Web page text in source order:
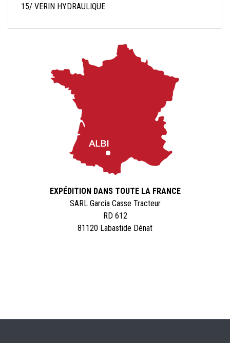
15/ VERIN HYDRAULIQUE
EXPÉDITION DANS TOUTE LA FRANCE
SARL Garcia Casse Tracteur
RD 612
81120 Labastide Dénat